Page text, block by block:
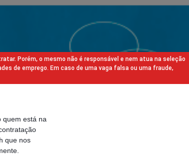
Porém, o mesmo não é responsável e nem atua na seleção
de emprego. Em caso de uma vaga falsa ou uma fraude,
quem está na
que nos